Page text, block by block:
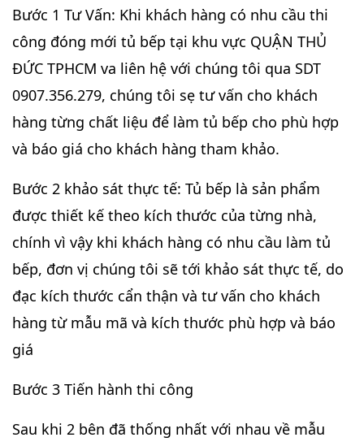
Bước 1 Tư Vấn: Khi khách hàng có nhu cầu thi
công đóng mới tủ bếp tại khu vực QUẬN THỦ
ĐỨC TPHCM va liên hệ với chúng tôi qua SDT
0907.356.279, chúng tôi sẹ tư vấn cho khách
hàng từng chất liệu để làm tủ bếp cho phù hợp
và báo giá cho khách hàng tham khảo.
Bước 2 khảo sát thực tế: Tủ bếp là sản phẩm
được thiết kế theo kích thước của từng nhà,
chính vì vậy khi khách hàng có nhu cầu làm tủ
bếp, đơn vị chúng tôi sẽ tới khảo sát thực tế, do
đạc kích thước cẩn thận và tư vấn cho khách
hàng từ mẫu mã và kích thước phù hợp và báo
giá
Bước 3 Tiến hành thi công
Sau khi 2 bên đã thống nhất với nhau về mẫu